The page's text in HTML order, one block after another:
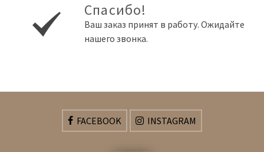
Спасибо!
Ваш заказ принят в работу. Ожидайте
нашего звонка.
FACEBOOK INSTAGRAM